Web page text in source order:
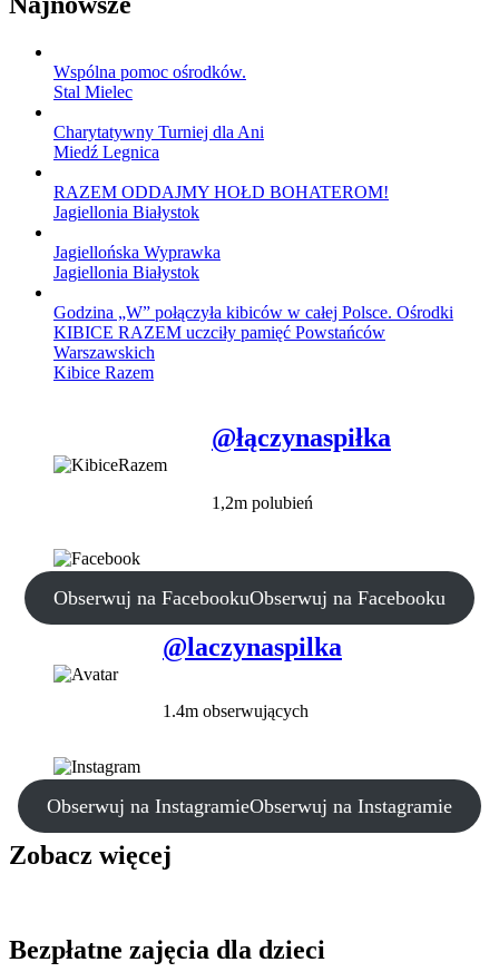
Wspólna pomoc ośrodków.
Stal Mielec
Charytatywny Turniej dla Ani
Miedź Legnica
RAZEM ODDAJMY HOŁD BOHATEROM!
Jagiellonia Białystok
Jagiellońska Wyprawka
Jagiellonia Białystok
Godzina „W” połączyła kibiców w całej Polsce. Ośrodki
KIBICE RAZEM uczciły pamięć Powstańców
Warszawskich
Kibice Razem
@łączynaspiłka
1,2m polubień
Obserwuj na FacebookuObserwuj na Facebooku
@laczynaspilka
1.4m obserwujących
Obserwuj na InstagramieObserwuj na Instagramie
Zobacz więcej
Bezpłatne zajęcia dla dzieci